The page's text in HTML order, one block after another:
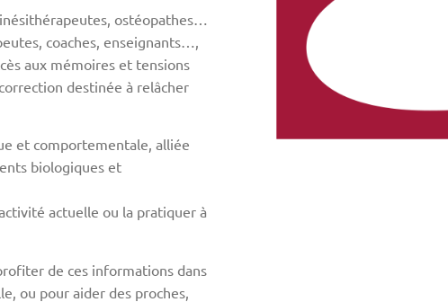
ostéopathes…
coaches, enseignants…,
aux mémoires et tensions
destinée à relâcher
et comportementale, alliée
biologiques et
actuelle ou la pratiquer à
de ces informations dans
ou pour aider des proches,